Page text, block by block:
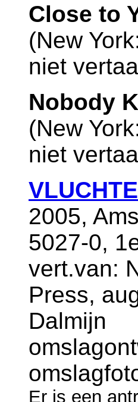
Close to
(New
niet
Nobody
(New
niet
2005,
5027-0,
vert.van:
Press,
Dalmijn
Er is een